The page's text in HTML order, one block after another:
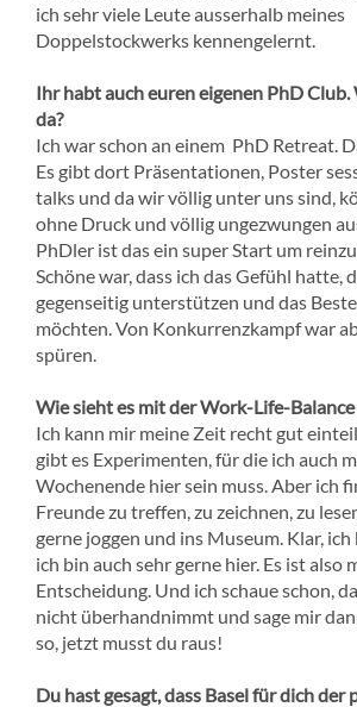
ich sehr viele Leute ausserhalb meines
Doppelstockwerks kennengelernt.
Ihr habt auch euren eigenen PhD Club.
da?
Ich war schon an einem PhD Retreat.
Es gibt dort Präsentationen, Poster
talks und da wir völlig unter uns sind,
ohne Druck und völlig ungezwungen
PhDler ist das ein super Start um
Schöne war, dass ich das Gefühl hatte,
gegenseitig unterstützen und das
möchten. Von Konkurrenzkampf war
spüren.
Wie sieht es mit der Work-Life-Balance
Ich kann mir meine Zeit recht gut
gibt es Experimenten, für die ich auch
Wochenende hier sein muss. Aber ich
Freunde zu treffen, zu zeichnen, zu
gerne joggen und ins Museum. Klar,
ich bin auch sehr gerne hier. Es ist also
Entscheidung. Und ich schaue schon,
nicht überhandnimmt und sage mir
so, jetzt musst du raus!
Du hast gesagt, dass Basel für dich